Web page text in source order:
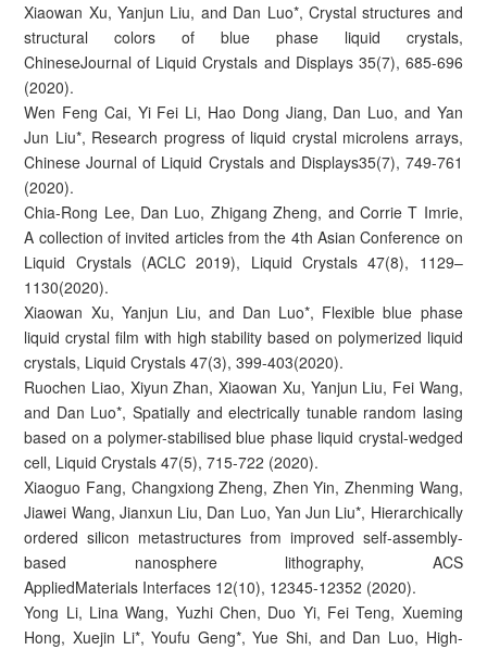
Xiaowan Xu, Yanjun Liu, and Dan Luo*, Crystal structures and
structural colors of blue phase liquid crystals,
ChineseJournal of Liquid Crystals and Displays 35(7), 685-696
(2020).
Wen Feng Cai, Yi Fei Li, Hao Dong Jiang, Dan Luo, and Yan
Jun Liu*, Research progress of liquid crystal microlens arrays,
Chinese Journal of Liquid Crystals and Displays35(7), 749-761
(2020).
Chia-Rong Lee, Dan Luo, Zhigang Zheng, and Corrie T Imrie,
A collection of invited articles from the 4th Asian Conference on
Liquid Crystals (ACLC 2019), Liquid Crystals 47(8), 1129–
1130(2020).
Xiaowan Xu, Yanjun Liu, and Dan Luo*, Flexible blue phase
liquid crystal film with high stability based on polymerized liquid
crystals, Liquid Crystals 47(3), 399-403(2020).
Ruochen Liao, Xiyun Zhan, Xiaowan Xu, Yanjun Liu, Fei Wang,
and Dan Luo*, Spatially and electrically tunable random lasing
based on a polymer-stabilised blue phase liquid crystal-wedged
cell, Liquid Crystals 47(5), 715-722 (2020).
Xiaoguo Fang, Changxiong Zheng, Zhen Yin, Zhenming Wang,
Jiawei Wang, Jianxun Liu, Dan Luo, Yan Jun Liu*, Hierarchically
ordered silicon metastructures from improved self-assembly-
based nanosphere lithography, ACS
AppliedMaterials Interfaces 12(10), 12345-12352 (2020).
Yong Li, Lina Wang, Yuzhi Chen, Duo Yi, Fei Teng, Xueming
Hong, Xuejin Li*, Youfu Geng*, Yue Shi, and Dan Luo, High-